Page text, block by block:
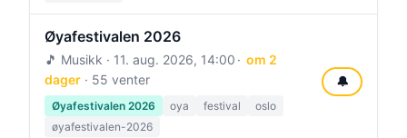
Øyafestivalen 2026
🎵 Musikk · 11. aug. 2026, 14:00
om 2
dager · 55 venter
Øyafestivalen 2026 oya festival
oslo
øyafestivalen-2026
🔔